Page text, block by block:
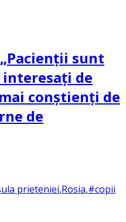
sunt
interesați de
conștienți de
de
prieteniei,Rosia,#copii